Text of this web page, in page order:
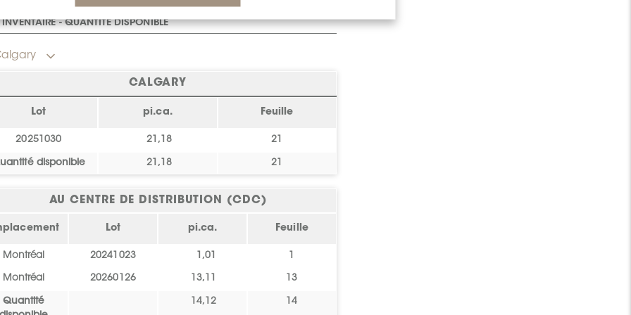
INVENTAIRE - QUANTITÉ DISPONIBLE
CALGARY
Lot pi.ca. Feuille
20251030 21,18 21
disponible 21,18 21
AU CENTRE DE DISTRIBUTION (CDC)
Lot pi.ca. Feuille
Montréal 20241023 1,01 1
Montréal 20260126 13,11 13
Quantité
14,12 14